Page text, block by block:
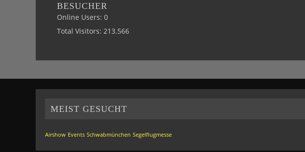
BESUCHER
Online Users: 0
Total Visitors: 213.566
MEIST GESUCHT
Airshow Events Schwabmünchen Segelflugmesse